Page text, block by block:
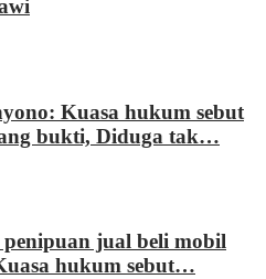
Kuasa hukum sebut
bukti, Diduga tak…
penipuan jual beli mobil
hukum sebut…